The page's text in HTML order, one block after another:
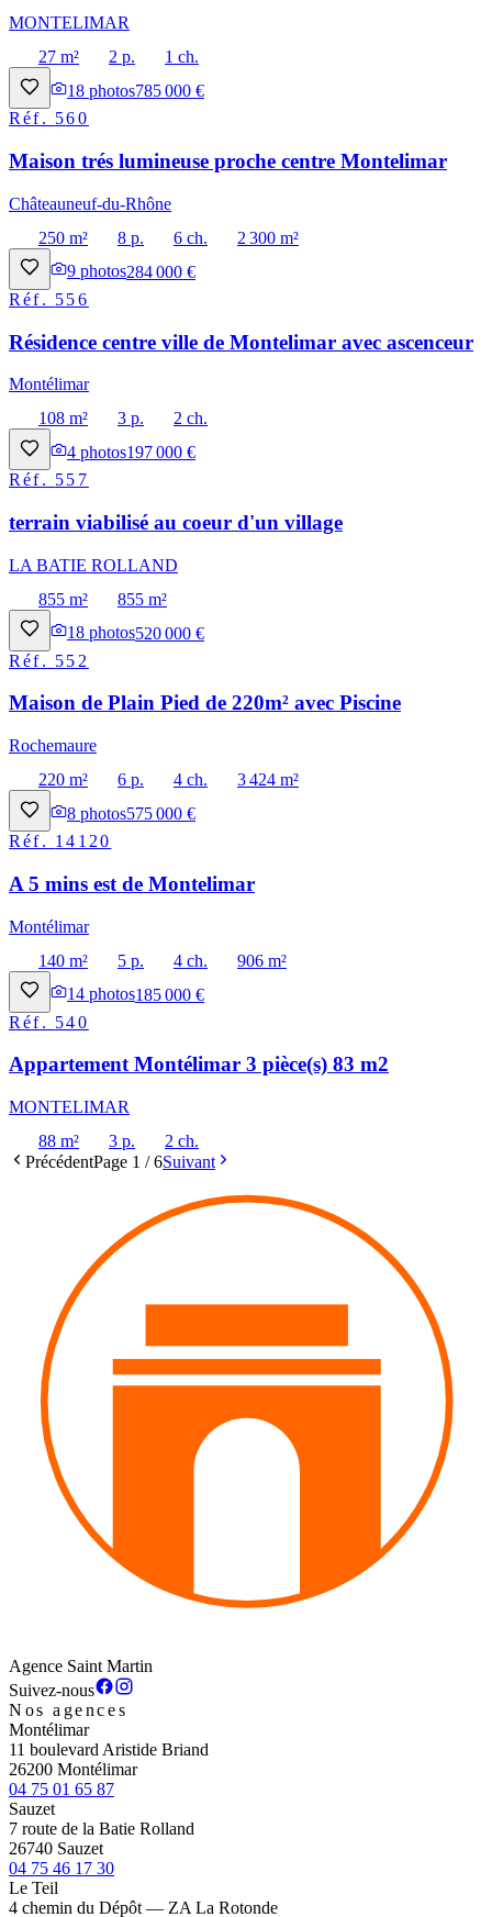
MONTELIMAR
27 m²
2 p.
1 ch.
18 photos785 000 €
Réf. 560
Maison trés lumineuse proche centre Montelimar
Châteauneuf-du-Rhône
250 m²
8 p. 6 ch.
2 300 m²
9 photos284 000 €
Réf. 556
Résidence centre ville de Montelimar avec ascenceur
Montélimar
108 m²
3 p.
2 ch.
4 photos197 000 €
Réf. 557
terrain viabilisé au coeur d'un village
LA BATIE ROLLAND
855 m²
855 m²
18 photos520 000 €
Réf. 552
Maison de Plain Pied de 220m² avec Piscine
Rochemaure
220 m²
6 p. 4 ch.
3 424 m²
8 photos575 000 €
Réf. 14120
A 5 mins est de Montelimar
Montélimar
140 m²
5 p. 4 ch.
906 m²
14 photos185 000 €
Réf. 540
Appartement Montélimar 3 pièce(s) 83 m2
MONTELIMAR
88 m²
3 p.
2 ch.
PrécédentPage 1 /6Suivant
Agence Saint Martin
Suivez-nous
Nos agences
Montélimar
11 boulevard Aristide Briand
26200 Montélimar
04 75 01 65 87
Sauzet
7 route de la Batie Rolland
26740 Sauzet
04 75 46 17 30
Le Teil
4 chemin du Dépôt — ZA La Rotonde